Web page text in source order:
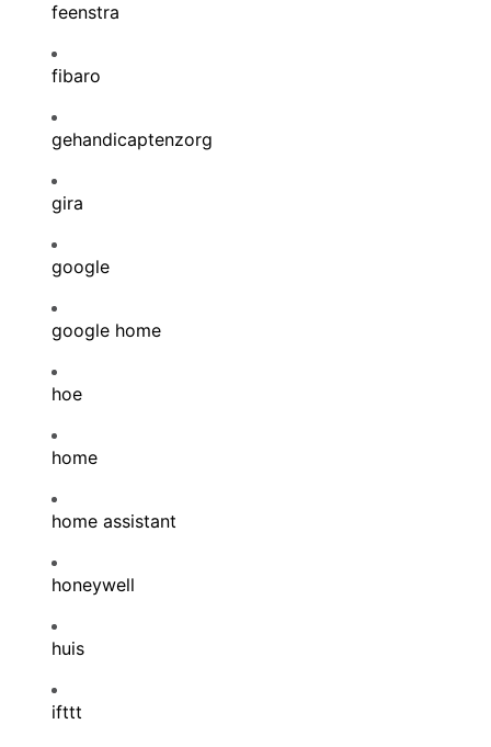
feenstra
fibaro
gehandicaptenzorg
gira
google
google home
hoe
home
home assistant
honeywell
huis
ifttt